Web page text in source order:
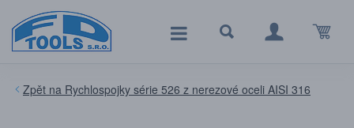
Rychlospojky série 526 z nerezové oceli AISI 316